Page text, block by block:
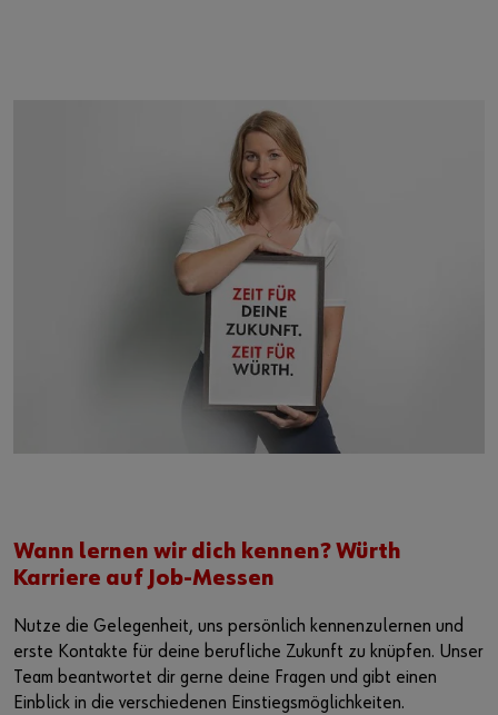
Wann lernen wir dich kennen? Würth
Karriere auf Job-Messen
Nutze die Gelegenheit, uns persönlich kennenzulernen und
erste Kontakte für deine berufliche Zukunft zu knüpfen. Unser
Team beantwortet dir gerne deine Fragen und gibt einen
Einblick in die verschiedenen Einstiegsmöglichkeiten.